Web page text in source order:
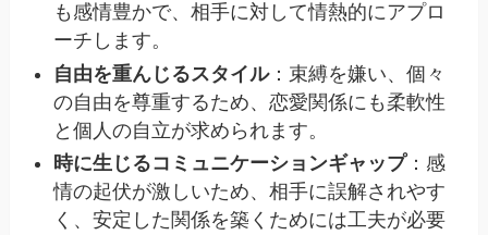
も感情豊かで、相手に対して情熱的にアプロ
ーチします。
自由を重んじるスタイル：束縛を嫌い、個々
の自由を尊重するため、恋愛関係にも柔軟性
と個人の自立が求められます。
時に生じるコミュニケーションギャップ：感
情の起伏が激しいため、相手に誤解されやす
く、安定した関係を築くためには工夫が必要